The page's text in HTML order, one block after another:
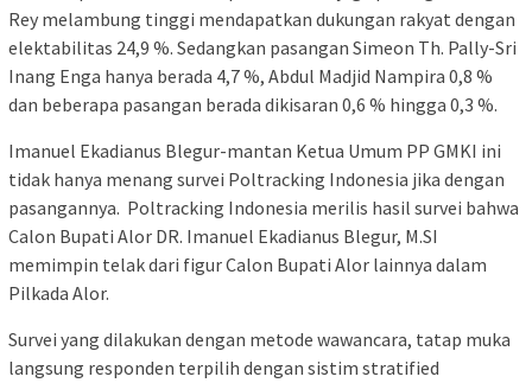
Rey melambung tinggi mendapatkan dukungan rakyat dengan
elektabilitas 24,9 %. Sedangkan pasangan Simeon Th. Pally-Sri
Inang Enga hanya berada 4,7 %, Abdul Madjid Nampira 0,8 %
dan beberapa pasangan berada dikisaran 0,6 % hingga 0,3 %.
Imanuel Ekadianus Blegur-mantan Ketua Umum PP GMKI ini
tidak hanya menang survei Poltracking Indonesia jika dengan
pasangannya. Poltracking Indonesia merilis hasil survei bahwa
Calon Bupati Alor DR. Imanuel Ekadianus Blegur, M.SI
memimpin telak dari figur Calon Bupati Alor lainnya dalam
Pilkada Alor.
Survei yang dilakukan dengan metode wawancara, tatap muka
langsung responden terpilih dengan sistim stratified